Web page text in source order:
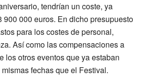
tendrían un coste, ya
900 000 euros. En dicho presupuesto
para los costes de personal,
Así como las compensaciones a
los otros eventos que ya estaban
fechas que el Festival.